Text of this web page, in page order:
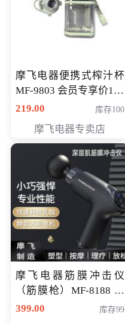
摩飞电器便携式榨汁杯
MF-9803 会员专享价138
元
219.00 库存100
摩飞电器专卖店
摩飞电器筋膜冲击仪
（筋膜枪）MF-8188 会
员专享价268元
399.00 库存99